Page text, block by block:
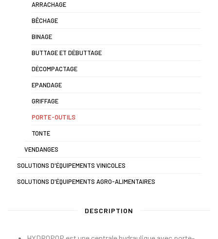
ARRACHAGE
BÊCHAGE
BINAGE
BUTTAGE ET DÉBUTTAGE
DÉCOMPACTAGE
EPANDAGE
GRIFFAGE
PORTE-OUTILS
TONTE
VENDANGES
SOLUTIONS D'ÉQUIPEMENTS VINICOLES
SOLUTIONS D'ÉQUIPEMENTS AGRO-ALIMENTAIRES
DESCRIPTION